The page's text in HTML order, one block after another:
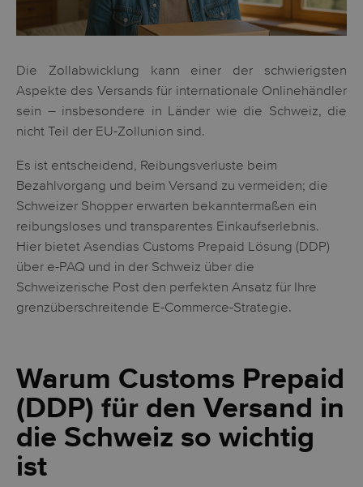
Die Zollabwicklung kann einer der schwierigsten
Aspekte des Versands für internationale Onlinehändler
sein – insbesondere in Länder wie die Schweiz, die
nicht Teil der EU-Zollunion sind.
Es ist entscheidend, Reibungsverluste beim
Bezahlvorgang und beim Versand zu vermeiden; die
Schweizer Shopper erwarten bekanntermaßen ein
reibungsloses und transparentes Einkaufserlebnis.
Hier bietet Asendias Customs Prepaid Lösung (DDP)
über e-PAQ und in der Schweiz über die
Schweizerische Post den perfekten Ansatz für Ihre
grenzüberschreitende E-Commerce-Strategie.
Warum Customs Prepaid
(DDP) für den Versand in
die Schweiz so wichtig
ist